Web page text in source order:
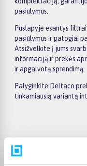
pasiūlymus.
Puslapyje esantys
pasiūlymus ir patogiai
Atsižvelkite į jums
informaciją ir prekės
ir apgalvotą sprendimą.
Palyginkite Deltaco
tinkamiausią variantą
Pirkėjų